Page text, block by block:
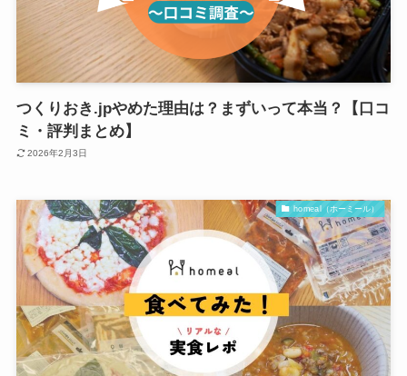
つくりおき.jpやめた理由は？まずいって本当？【口コ
ミ・評判まとめ】
2026年2月3日
homeal（ホーミール）